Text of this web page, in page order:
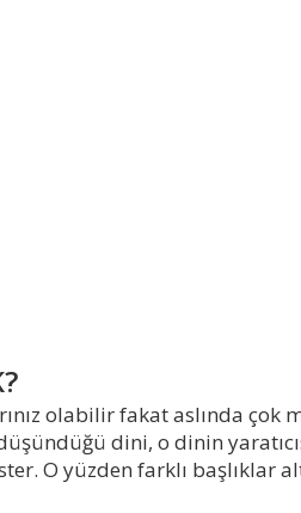
olabilir fakat aslında çok
dini, o dinin
O yüzden farklı başlıklar